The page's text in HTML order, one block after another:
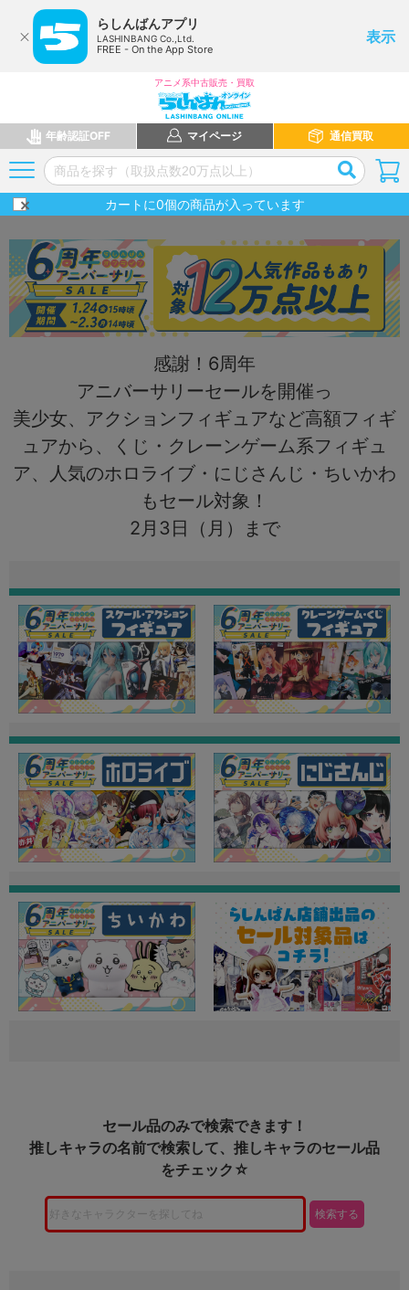
らしんばんアプリ
LASHINBANG Co.,Ltd.
FREE - On the App Store
表示
アニメ系中古販売・買取
年齢認証OFF マイページ 通信買取
カートに0個の商品が入っています
感謝！6周年
アニバーサリーセールを開催っ
美少女、アクションフィギュアなど高額フィギ
ュアから、くじ・クレーンゲーム系フィギュ
ア、人気のホロライブ・にじさんじ・ちいかわ
もセール対象！
2月3日（月）まで
セール品のみで検索できます！
推しキャラの名前で検索して、推しキャラのセール品
をチェック☆
検索する